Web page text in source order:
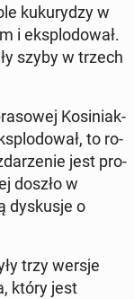
ku­ku­ry­dzy w
i eks­plo­do­wał.
szyby w trzech
Ko­si­niak-
to ro­
jest pro­
doszło w
dys­ku­sje o
trzy wersje
który jest